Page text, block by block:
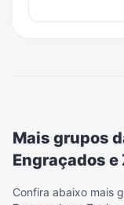
Mais grupos
Engraçados e
Confira abaixo mais